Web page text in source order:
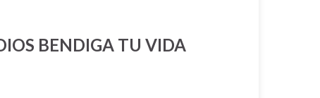
BENDIGA TU VIDA